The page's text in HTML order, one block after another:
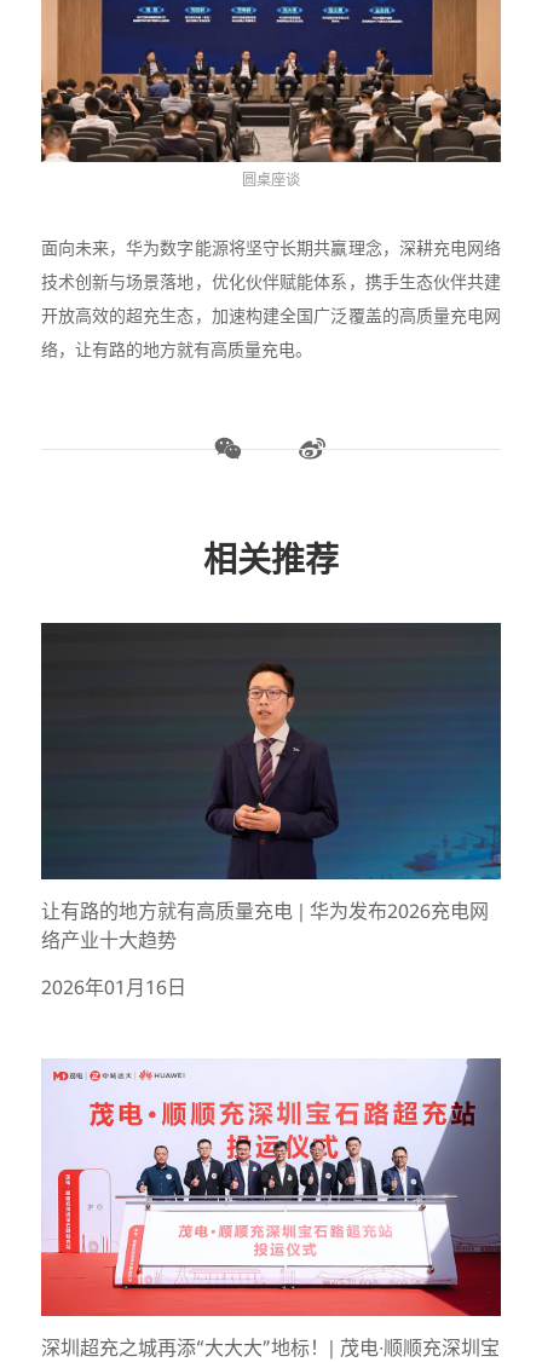
圆桌座谈
面向未来，华为数字能源将坚守长期共赢理念，深耕充电网络
技术创新与场景落地，优化伙伴赋能体系，携手生态伙伴共建
开放高效的超充生态，加速构建全国广泛覆盖的高质量充电网
络，让有路的地方就有高质量充电。
相关推荐
让有路的地方就有高质量充电 | 华为发布2026充电网
络产业十大趋势
2026年01月16日
深圳超充之城再添“大大大”地标！| 茂电·顺顺充深圳宝